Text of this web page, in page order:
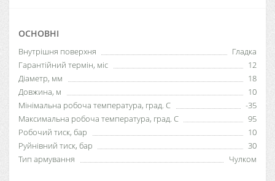
ОСНОВНІ
Внутрішня поверхня
Гладка
Гарантійний термін, міс
12
Діаметр, мм
18
Довжина, м
10
Мінімальна робоча температура, град. C
-35
Максимальна робоча температура, град. С
95
Робочий тиск, бар
10
Руйнівний тиск, бар
30
Тип армування
Чулком